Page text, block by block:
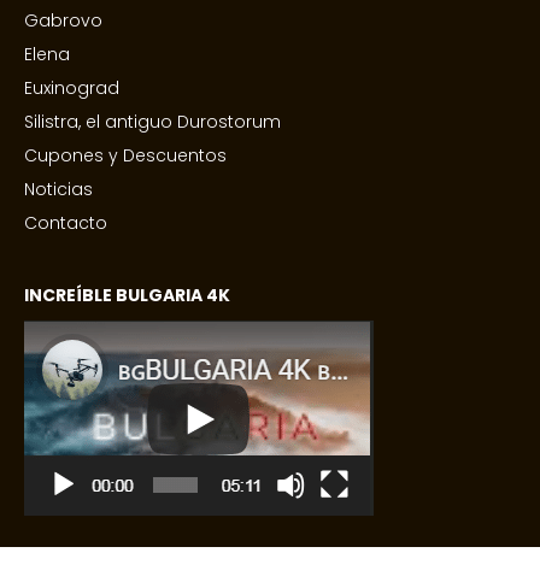
Gabrovo
Elena
Euxinograd
Silistra, el antiguo Durostorum
Cupones y Descuentos
Noticias
Contacto
INCREÍBLE BULGARIA 4K